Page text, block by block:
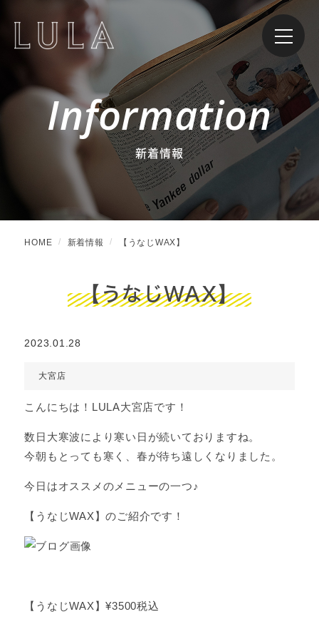
Information
新着情報
HOME 新着情報 【うなじWAX】
【うなじWAX】
2023.01.28
大宮店
こんにちは！LULA大宮店です！
数日大寒波により寒い日が続いておりますね。
今朝もとっても寒く、春が待ち遠しくなりました。
今日はオススメのメニューの一つ♪
【うなじWAX】のご紹介です！
【うなじWAX】¥3500税込